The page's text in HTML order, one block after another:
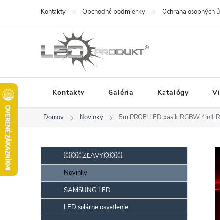
obsah
Kontakty Obchodné podmienky Ochrana osobných
Kontakty Galéria Katalógy
Domov Novinky 5m PROFI LED pásik RGBW 4in1
o
č
n
Preskočiť
kategórie💥💥💥ZĽAVY💥💥💥
Novinky
SAMSUNG LED
LED solárne osvetlenie